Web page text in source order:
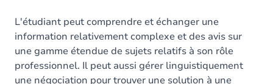
L'étudiant peut comprendre et échanger une
information relativement complexe et des avis sur
une gamme étendue de sujets relatifs à son rôle
professionnel. Il peut aussi gérer linguistiquement
une négociation pour trouver une solution à une